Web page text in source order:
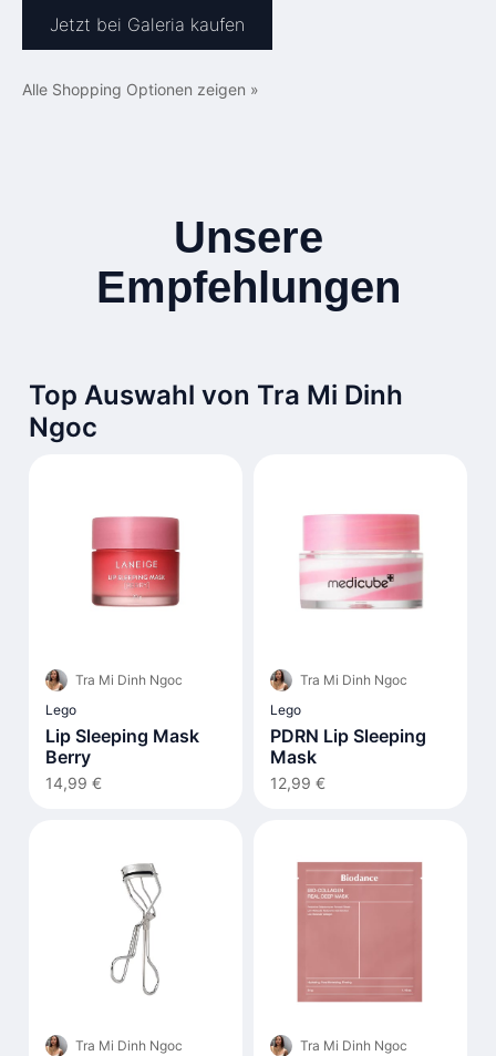
Jetzt bei Galeria kaufen
Alle Shopping Optionen zeigen »
Unsere
Empfehlungen
Top Auswahl von Tra Mi Dinh
Ngoc
Tra Mi Dinh Ngoc
Lego
Lip Sleeping Mask
Berry
14,99 €
Tra Mi Dinh Ngoc
Lego
PDRN Lip Sleeping
Mask
12,99 €
Tra Mi Dinh Ngoc Tra Mi Dinh Ngoc